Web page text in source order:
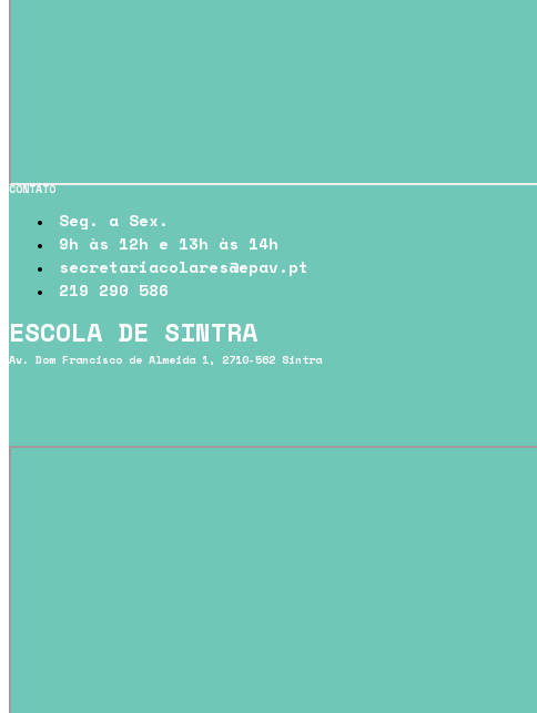
CONTATO
Seg. a Sex.
9h às 12h e 13h às 14h
secretariacolares@epav.pt
219 290 586
ESCOLA DE SINTRA
Av. Dom Francisco de Almeida 1, 2710-562 Sintra